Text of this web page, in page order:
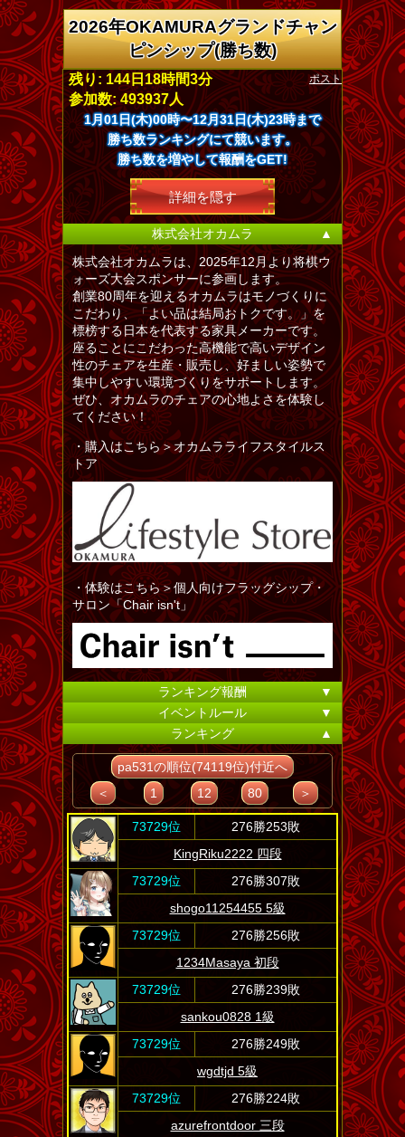
2026年OKAMURAグランドチャン
ピンシップ(勝ち数)
ポスト
残り: 144日18時間3分
参加数: 493937人
1月01日(木)00時〜12月31日(木)23時まで
勝ち数ランキングにて競います。
勝ち数を増やして報酬をGET!
詳細を隠す
株式会社オカムラ
▲
株式会社オカムラは、2025年12月より将棋ウ
ォーズ大会スポンサーに参画します。
創業80周年を迎えるオカムラはモノづくりに
こだわり、「よい品は結局おトクです。」を
標榜する日本を代表する家具メーカーです。
座ることにこだわった高機能で高いデザイン
性のチェアを生産・販売し、好ましい姿勢で
集中しやすい環境づくりをサポートします。
ぜひ、オカムラのチェアの心地よさを体験し
てください！
・購入はこちら＞オカムラライフスタイルス
トア
・体験はこちら＞個人向けフラッグシップ・
サロン「Chair isn't」
ランキング報酬
▼
イベントルール
▼
ランキング
▲
pa531の順位(74119位)付近へ
＜
1 12 80 ＞
73729位
276勝253敗
KingRiku2222 四段
73729位
276勝307敗
shogo11254455 5級
73729位
276勝256敗
1234Masaya 初段
73729位
276勝239敗
sankou0828 1級
73729位
276勝249敗
wgdtjd 5級
73729位
276勝224敗
azurefrontdoor 三段